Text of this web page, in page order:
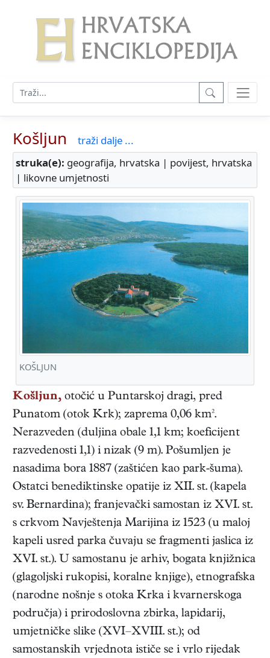
Košljun
traži dalje ...
struka(e): geografija, hrvatska | povijest, hrvatska
| likovne umjetnosti
KOŠLJUN
Košljun, otočić u Puntarskoj dragi, pred
Punatom (otok Krk); zaprema 0,06 km².
Nerazveden (duljina obale 1,1 km; koeficijent
razvedenosti 1,1) i nizak (9 m). Pošumljen je
nasadima bora 1887 (zaštićen kao park-šuma).
Ostatci benediktinske opatije iz XII. st. (kapela
sv. Bernardina); franjevački samostan iz XVI. st.
s crkvom Navještenja Marijina iz 1523 (u maloj
kapeli usred parka čuvaju se fragmenti jaslica iz
XVI. st.). U samostanu je arhiv, bogata knjižnica
(glagoljski rukopisi, koralne knjige), etnografska
(narodne nošnje s otoka Krka i kvarnerskoga
područja) i prirodoslovna zbirka, lapidarij,
umjetničke slike (XVI–XVIII. st.); od
samostanskih vrjednota ističe se i vrlo rijedak